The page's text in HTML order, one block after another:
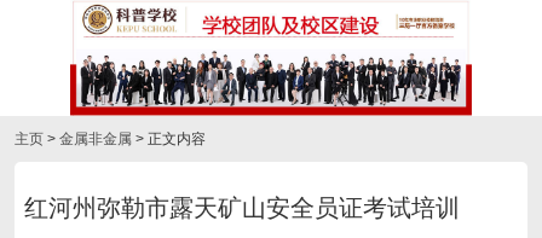
主页 > 金属非金属 > 正文内容
红河州弥勒市露天矿山安全员证考试培训